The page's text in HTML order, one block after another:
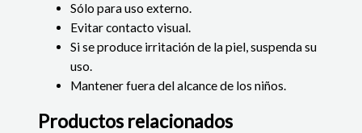
Sólo para uso externo.
Evitar contacto visual.
Si se produce irritación de la piel, suspenda su
uso.
Mantener fuera del alcance de los niños.
Productos relacionados